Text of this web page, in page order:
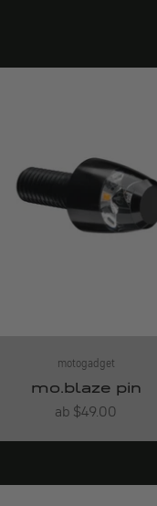
motogadget
mo.blaze pin
Angebot
ab $49.00